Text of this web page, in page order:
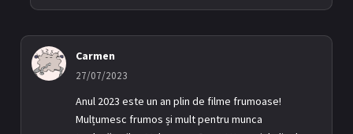
Carmen
27/07/2023
Anul 2023 este un an plin de filme frumoase!
Mulțumesc frumos și mult pentru munca